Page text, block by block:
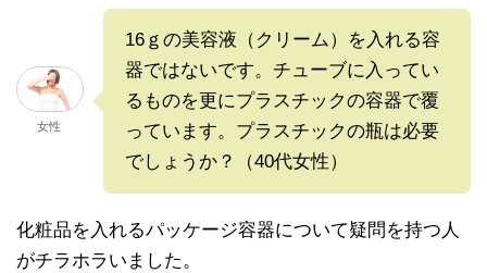
女性
16ｇの美容液（クリーム）を入れる容
器ではないです。チューブに入ってい
るものを更にプラスチックの容器で覆
っています。プラスチックの瓶は必要
でしょうか？（40代女性）
化粧品を入れるパッケージ容器について疑問を持つ人
がチラホラいました。